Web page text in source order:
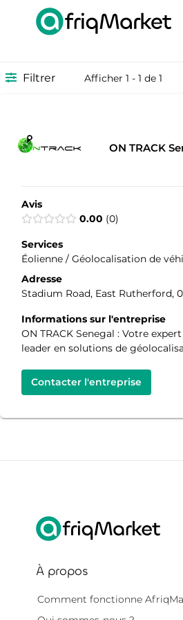
Filtrer Afficher 1 - 1 de 1
ON TRACK
Avis
0.00 0
Services
Éolienne / Géolocalisation de
Adresse
Stadium Road, East Rutherford,
Informations sur l'entreprise
ON TRACK Senegal : Votre
leader en solutions de
Contacter l'entreprise
À propos
Comment fonctionne